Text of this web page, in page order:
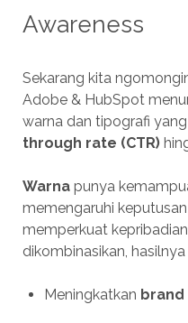
Awareness
Sekarang kita
Adobe & HubSpot
warna dan tipografi
through rate (CTR)
Warnapunya
memengaruhi
memperkuat
dikombinasikan,
Meningkatkan